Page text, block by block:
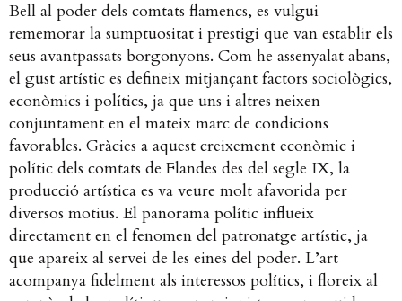
Bell al poder dels comtats flamencs, es vulgui
rememorar la sumptuositat i prestigi que van establir els
seus avantpassats borgonyons. Com he assenyalat abans,
el gust artístic es defineix mitjançant factors sociològics,
econòmics i polítics, ja que uns i altres neixen
conjuntament en el mateix marc de condicions
favorables. Gràcies a aquest creixement econòmic i
polític dels comtats de Flandes des del segle IX, la
producció artística es va veure molt afavorida per
diversos motius. El panorama polític influeix
directament en el fenomen del patronatge artístic, ja
que apareix al servei de les eines del poder. L’art
acompanya fidelment als interessos polítics, i floreix al